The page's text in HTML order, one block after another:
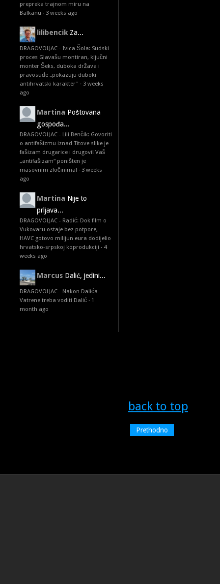
prepreka trajnom miru na
Balkanu · 3 weeks ago
lilibencik Za...
DRAGOVOLJAC - Ivica Šola: Sudski
proces Glavašu montiran, ključni
monter Šeks, duboka država i
pravosuđe „pokazuju duboki
antihrvatski karakter" · 3 weeks
ago
Martina Poštovana
gospođa...
DRAGOVOLJAC - Lili Benčik: Govoriti
o antifašizmu iznad Titove slike je
fašizam drugarice i drugovi! Vaš
„antifašizam“ poništen je
masovnim zločinima! · 3 weeks
ago
Martina Nije to
prljava...
DRAGOVOLJAC - Radić: Dok film o
Vukovaru ostaje bez potpore,
HAVC gotovo milijun eura dodijelio
hrvatsko-srpskoj koprodukciji · 4
weeks ago
Marcus Dalić, jedini...
DRAGOVOLJAC - Nakon Dalića
Vatrene treba voditi Dalić · 1
month ago
back to top
Prethodno